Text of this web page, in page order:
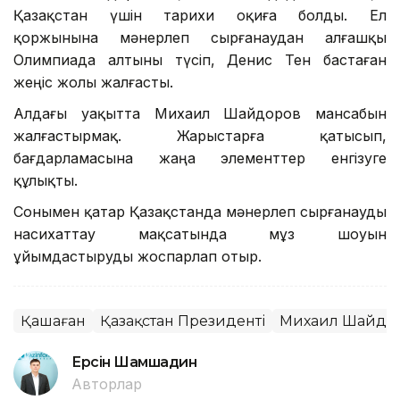
Қазақстан үшін тарихи оқиға болды. Ел
қоржынына мәнерлеп сырғанаудан алғашқы
Олимпиада алтыны түсіп, Денис Тен бастаған
жеңіс жолы жалғасты.
Алдағы уақытта Михаил Шайдоров мансабын
жалғастырмақ. Жарыстарға қатысып,
бағдарламасына жаңа элементтер енгізуге
құлықты.
Сонымен қатар Қазақстанда мәнерлеп сырғанауды
насихаттау мақсатында мұз шоуын
ұйымдастыруды жоспарлап отыр.
Қашаған Қазақстан Президенті Михаил
Ерсiн Шамшадин
Авторлар